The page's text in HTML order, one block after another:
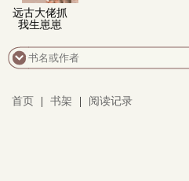
远古大佬抓
我生崽崽
首页 书架 阅读记录